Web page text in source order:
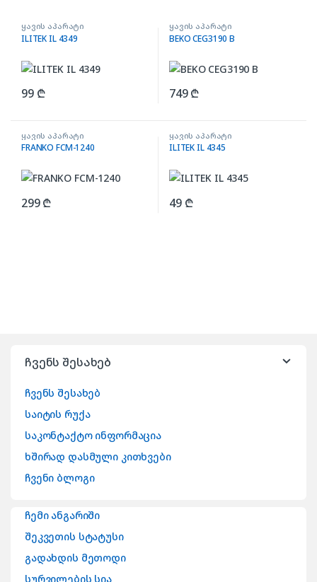
ყავის აპარატი
ILITEK IL 4349
99 ₾
ყავის აპარატი
BEKO CEG3190 B
749₾
ყავის აპარატი
FRANKO FCM-1240
299₾
ყავის აპარატი
ILITEK IL 4345
49 ₾
ჩვენს შესახებ
ჩვენს შესახებ
საიტის რუქა
საკონტაქტო ინფორმაცია
ხშირად დასმული კითხვები
ჩვენი ბლოგი
ჩემი ანგარიში
შეკვეთის სტატუსი
გადახდის მეთოდი
სურვილების სია